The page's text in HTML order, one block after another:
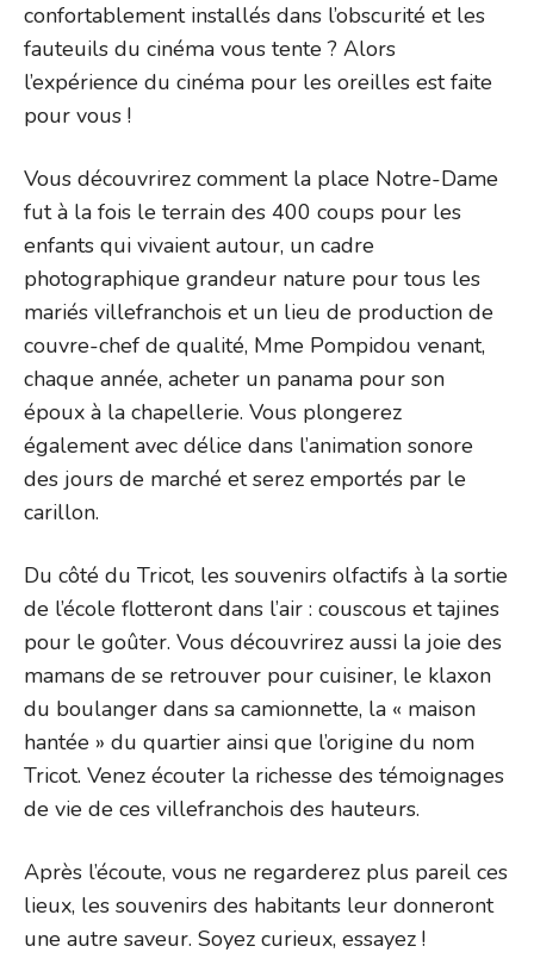
confortablement installés dans l’obscurité et les
fauteuils du cinéma vous tente ? Alors
l’expérience du cinéma pour les oreilles est faite
pour vous !
Vous découvrirez comment la place Notre-Dame
fut à la fois le terrain des 400 coups pour les
enfants qui vivaient autour, un cadre
photographique grandeur nature pour tous les
mariés villefranchois et un lieu de production de
couvre-chef de qualité, Mme Pompidou venant,
chaque année, acheter un panama pour son
époux à la chapellerie. Vous plongerez
également avec délice dans l’animation sonore
des jours de marché et serez emportés par le
carillon.
Du côté du Tricot, les souvenirs olfactifs à la sortie
de l’école flotteront dans l’air : couscous et tajines
pour le goûter. Vous découvrirez aussi la joie des
mamans de se retrouver pour cuisiner, le klaxon
du boulanger dans sa camionnette, la « maison
hantée » du quartier ainsi que l’origine du nom
Tricot. Venez écouter la richesse des témoignages
de vie de ces villefranchois des hauteurs.
Après l’écoute, vous ne regarderez plus pareil ces
lieux, les souvenirs des habitants leur donneront
une autre saveur. Soyez curieux, essayez !